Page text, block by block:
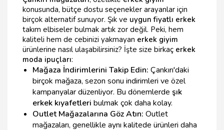
konusunda, bütçe dostu seçenekler arayanlar için
birçok alternatif sunuyor. Şık ve uygun fiyatlı erkek
takım elbiseler bulmak artık zor değil. Peki, hem
kaliteli hem de cebinizi yakmayan erkek giyim
ürünlerine nasıl ulaşabilirsiniz? İşte size birkaç erkek
moda ipuçları:
Mağaza İndirimlerini Takip Edin: Çankırı'daki
birçok mağaza, sezon sonu indirimleri ve özel
kampanyalar düzenliyor. Bu dönemlerde şık
erkek kıyafetleri bulmak çok daha kolay.
Outlet Mağazalarına Göz Atın: Outlet
mağazaları, genellikle aynı kalitede ürünleri daha